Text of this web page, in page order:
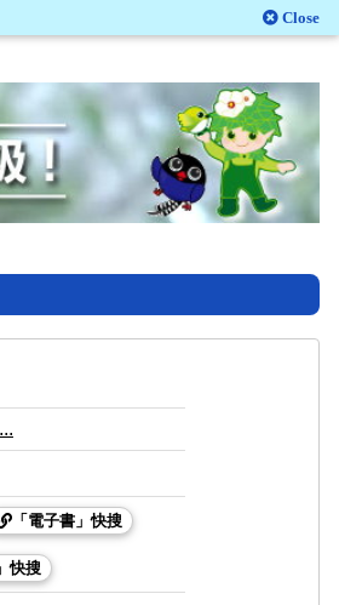
Close
「電子書」快搜
快搜